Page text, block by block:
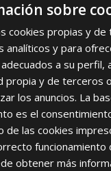
y acepto laPolítica de
sobre
cookies propias y de
analíticos y para
a su perfil,
propia y de terceros
los anuncios. La
es el
de las cookies
funcionamiento
obtener más